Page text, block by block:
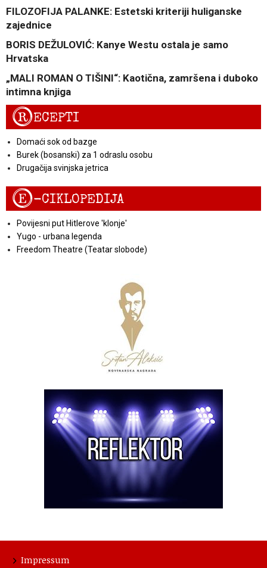
FILOZOFIJA PALANKE: Estetski kriteriji huliganske
zajednice
BORIS DEŽULOVIĆ: Kanye Westu ostala je samo
Hrvatska
„MALI ROMAN O TIŠINI“: Kaotična, zamršena i duboko
intimna knjiga
RECEPTI
Domaći sok od bazge
Burek (bosanski) za 1 odraslu osobu
Drugačija svinjska jetrica
E-CIKLOPEDIJA
Povijesni put Hitlerove 'klonje'
Yugo - urbana legenda
Freedom Theatre (Teatar slobode)
Impressum